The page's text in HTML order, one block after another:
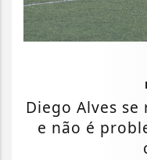
Diego Alves
e não é